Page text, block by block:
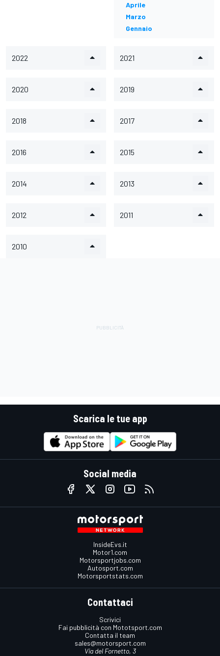
Aprile
Marzo
Gennaio
2022 2021
2020 2019
2018 2017
2016 2015
2014 2013
2012 2011
2010
Scarica le tue app
Social media
InsideEvs.it
Motor1.com
Motorsportjobs.com
Autosport.com
Motorsportstats.com
Contattaci
Scrivici
Fai pubblicità con Mototsport.com
Contatta il team
sales@motorsport.com
Via del Fornetto, 3